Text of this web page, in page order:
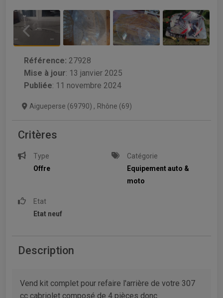
Référence: 27928
Mise à jour: 13 janvier 2025
Publiée: 11 novembre 2024
Aigueperse (69790) , Rhône (69)
Critères
Type
Offre
Catégorie
Equipement auto &
moto
Etat
Etat neuf
Description
Vend kit complet pour refaire l'arrière de votre 307
cc cabriolet composé de 4 pièces donc